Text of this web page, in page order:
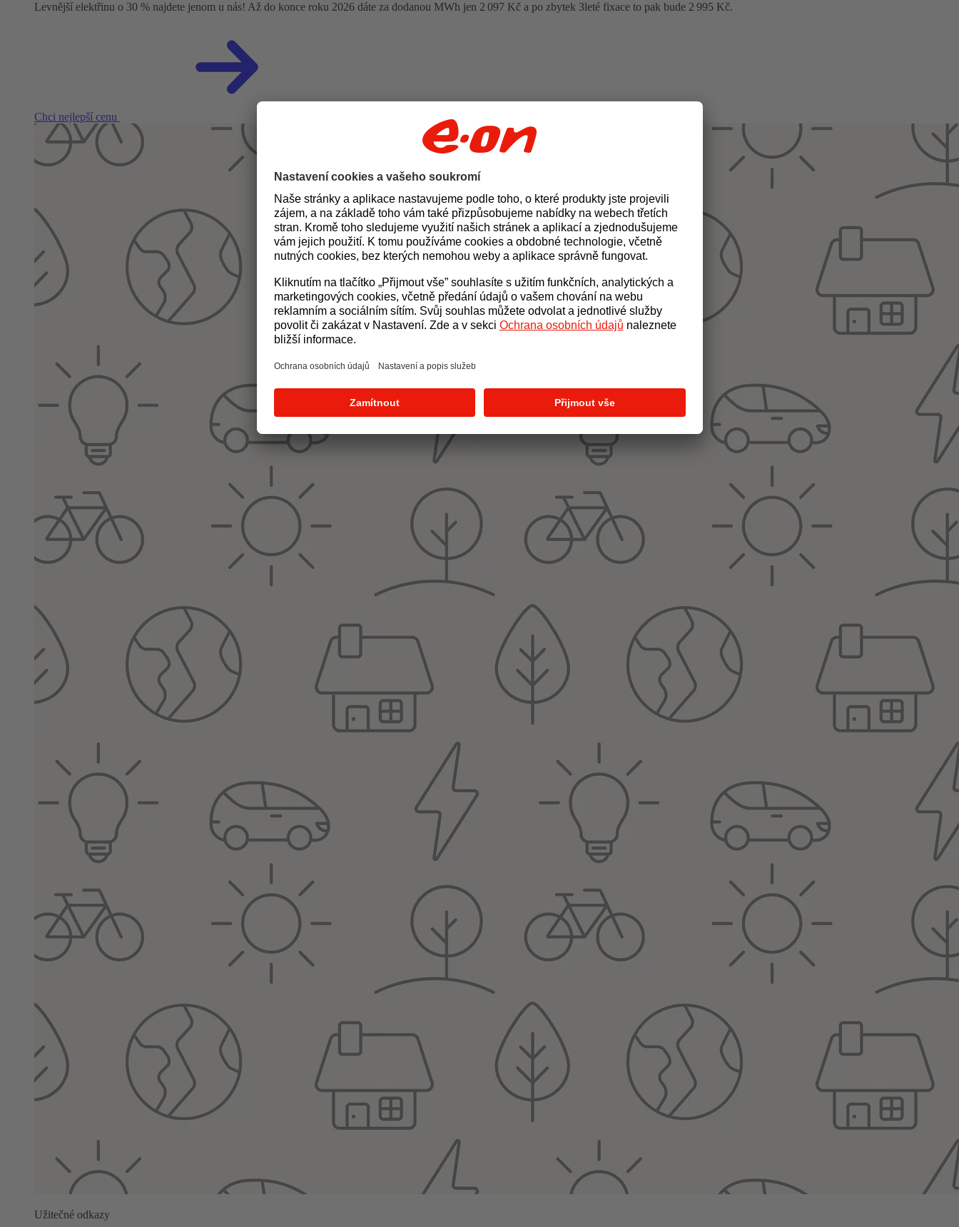
Levnější elektřinu o 30 % najdete jenom u nás! Až do konce roku 2026 dáte za dodanou MWh jen 2 097 Kč a po zbytek 3leté fixace to pak bude 2 995 Kč.
Chci nejlepší cenu
Užitečné odkazy